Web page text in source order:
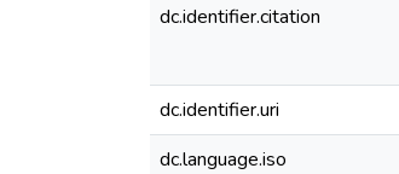
dc.identifier.citation
dc.identifier.uri
dc.language.iso